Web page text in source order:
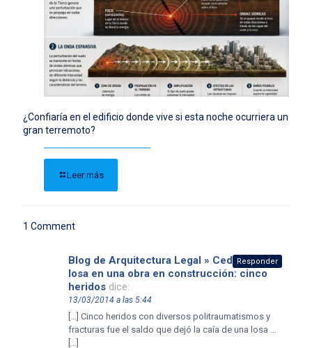
¿Confiaría en el edificio donde vive si esta noche ocurriera un
gran terremoto?
Leer más
1 Comment
Blog de Arquitectura Legal » Cedió una
losa en una obra en construcción: cinco
heridos dice:
13/03/2014 a las 5:44
[…] Cinco heridos con diversos politraumatismos y
fracturas fue el saldo que dejó la caía de una losa …
[…]
Responder